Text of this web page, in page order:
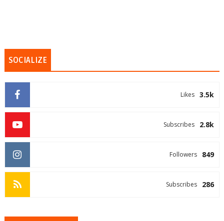
SOCIALIZE
3.5k
Likes
2.8k
Subscribes
849
Followers
286
Subscribes